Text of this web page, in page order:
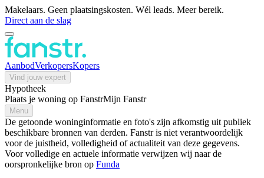
Makelaars. Geen plaatsingskosten. Wél leads. Meer bereik.
Direct aan de slag
AanbodVerkopersKopers
Vind jouw expert
Hypotheek
Plaats je woning op FanstrMijn Fanstr
Menu
De getoonde woninginformatie en foto's zijn afkomstig uit publiek
beschikbare bronnen van derden. Fanstr is niet verantwoordelijk
voor de juistheid, volledigheid of actualiteit van deze gegevens.
Voor volledige en actuele informatie verwijzen wij naar de
oorspronkelijke bron op Funda